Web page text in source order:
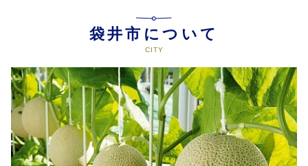
袋井市について